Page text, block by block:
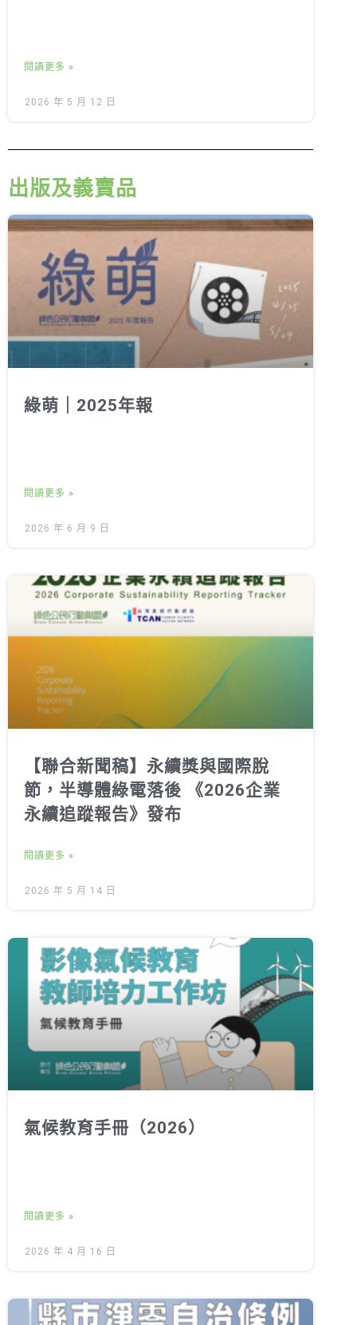
閱讀更多 »
2026 年 5 月 12 日
出版及義賣品
綠萌｜2025年報
閱讀更多 »
2026 年 6 月 9 日
【聯合新聞稿】永續獎與國際脫
節，半導體綠電落後 《2026企業
永續追蹤報告》發布
閱讀更多 »
2026 年 5 月 14 日
氣候教育手冊（2026）
閱讀更多 »
2026 年 4 月 16 日